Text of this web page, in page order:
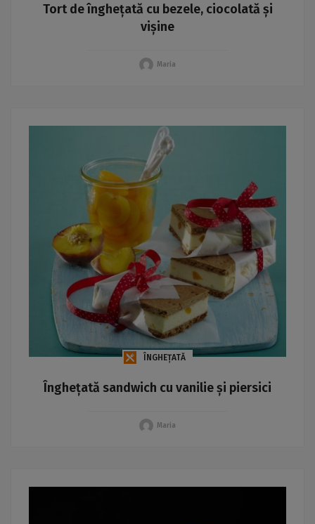
Tort de înghețată cu bezele, ciocolată și
vișine
Maria
ÎNGHEȚATĂ
Înghețată sandwich cu vanilie și piersici
Maria